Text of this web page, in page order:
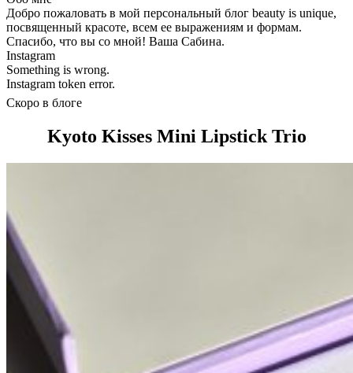
Добро пожаловать в мой персональный блог beauty is unique,
посвященный красоте, всем ее выражениям и формам.
Спасибо, что вы со мной! Ваша Сабина.
Instagram
Something is wrong.
Instagram token error.
Скоро в блоге
Kyoto Kisses Mini Lipstick Trio